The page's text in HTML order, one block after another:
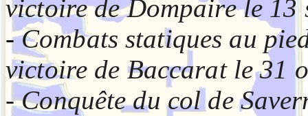
victoire de Dompaire le 13
-Combats statiques au
victoire de Baccarat le 31
- Conquête du col de